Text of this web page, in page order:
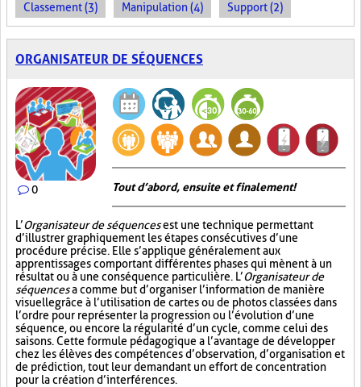
Classement (3) Manipulation (4) Support (2)
ORGANISATEUR DE SÉQUENCES
0 Tout d’abord, ensuite et finalement!
L’Organisateur de séquencesest une technique permettant
d’illustrer graphiquement les étapes consécutives d’une
procédure précise. Elle s’applique généralement aux
apprentissages comportant différentes phases qui mènent à un
résultat ou à une conséquence particulière. L’Organisateur de
séquencesa comme but d’organiser l’information de manière
visuellegrâce à l’utilisation de cartes ou de photos classées dans
l’ordre pour représenter la progression ou l’évolution d’une
séquence, ou encore la régularité d’un cycle, comme celui des
saisons. Cette formule pédagogique a l’avantage de développer
chez les élèves des compétences d’observation, d’organisation et
de prédiction, tout leur demandant un effort de concentration
pour la création d’interférences.